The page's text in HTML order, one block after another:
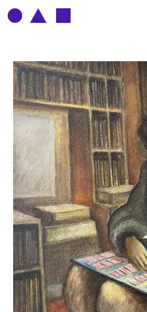
CLAUDE
CATALOGUE